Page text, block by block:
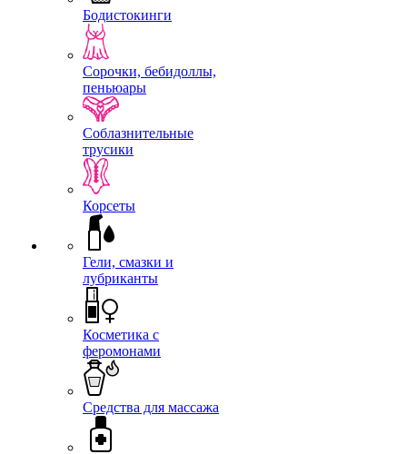
Бодистокинги
Сорочки, бебидоллы,
пеньюары
Соблазнительные
трусики
Корсеты
Гели, смазки и
лубриканты
Косметика с
феромонами
Средства для массажа